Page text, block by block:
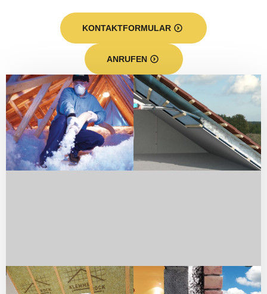
KONTAKTFORMULAR
ANRUFEN